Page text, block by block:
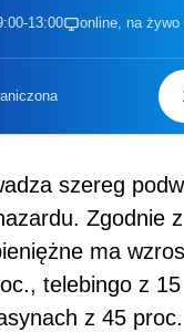
13:00 online, na żywo
szereg
Zgodnie
ma
telebingo z
z 45